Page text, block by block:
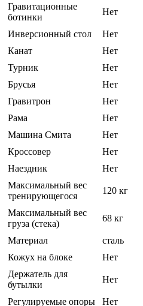
Гравитационные
ботинки
Нет
Инверсионный стол
Нет
Канат
Нет
Турник
Нет
Брусья
Нет
Гравитрон
Нет
Рама
Нет
Машина Смита
Нет
Кроссовер
Нет
Наездник
Нет
Максимальный вес
тренирующегося
120 кг
Максимальный вес
груза (стека)
68 кг
Материал
сталь
Кожух на блоке
Нет
Держатель для
бутылки
Нет
Регулируемые опоры Нет